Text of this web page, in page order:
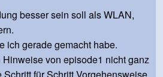
besser sein soll als WLAN,
ich gerade gemacht habe.
von episode1 nicht ganz